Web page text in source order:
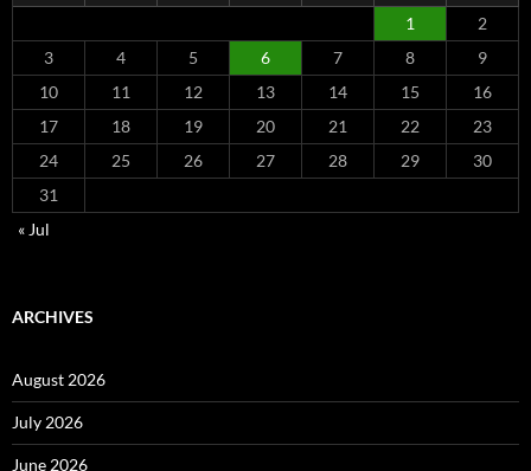
1
2
3
4 5 6 7 8
9
10
11 12 13 14 15
16
17
18 19 20 21 22
23
24
25 26 27 28 29
30
31
« Jul
ARCHIVES
August 2026
July 2026
June 2026